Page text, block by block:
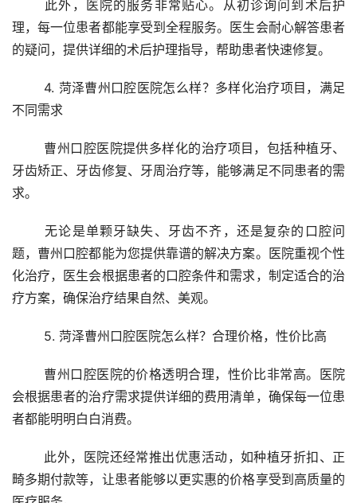
理，每一位患者都能享受到全程服务。医生会耐心解答患者
的疑问，提供详细的术后护理指导，帮助患者快速修复。
不同需求
牙齿矫正、牙齿修复、牙周治疗等，能够满足不同患者的需
求。
	无论是单颗牙缺失、牙齿不齐，还是复杂的口腔问
题，曹州口腔都能为您提供靠谱的解决方案。医院重视个性
化治疗，医生会根据患者的口腔条件和需求，制定适合的治
疗方案，确保治疗结果自然、美观。
	5. 菏泽曹州口腔医院怎么样？合理价格，性价比高
会根据患者的治疗需求提供详细的费用清单，确保每一位患
者都能明明白白消费。
畸多期付款等，让患者能够以更实惠的价格享受到高质量的